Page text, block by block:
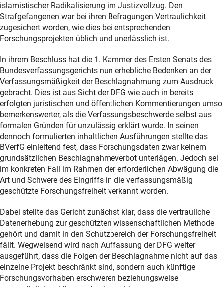
islamistischer Radikalisierung im Justizvollzug. Den
Strafgefangenen war bei ihren Befragungen Vertraulichkeit
zugesichert worden, wie dies bei entsprechenden
Forschungsprojekten üblich und unerlässlich ist.
In ihrem Beschluss hat die 1. Kammer des Ersten Senats des
Bundesverfassungsgerichts nun erhebliche Bedenken an der
Verfassungsmäßigkeit der Beschlagnahmung zum Ausdruck
gebracht. Dies ist aus Sicht der DFG wie auch in bereits
erfolgten juristischen und öffentlichen Kommentierungen umso
bemerkenswerter, als die Verfassungsbeschwerde selbst aus
formalen Gründen für unzulässig erklärt wurde. In seinen
dennoch formulierten inhaltlichen Ausführungen stellte das
BVerfG einleitend fest, dass Forschungsdaten zwar keinem
grundsätzlichen Beschlagnahmeverbot unterlägen. Jedoch sei
im konkreten Fall im Rahmen der erforderlichen Abwägung die
Art und Schwere des Eingriffs in die verfassungsmäßig
geschützte Forschungsfreiheit verkannt worden.
Dabei stellte das Gericht zunächst klar, dass die vertrauliche
Datenerhebung zur geschützten wissenschaftlichen Methode
gehört und damit in den Schutzbereich der Forschungsfreiheit
fällt. Wegweisend wird nach Auffassung der DFG weiter
ausgeführt, dass die Folgen der Beschlagnahme nicht auf das
einzelne Projekt beschränkt sind, sondern auch künftige
Forschungsvorhaben erschweren beziehungsweise